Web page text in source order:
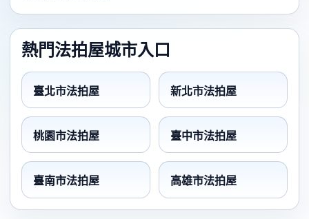
熱門法拍屋城市入口
臺北市法拍屋 新北市法拍屋
桃園市法拍屋 臺中市法拍屋
臺南市法拍屋 高雄市法拍屋